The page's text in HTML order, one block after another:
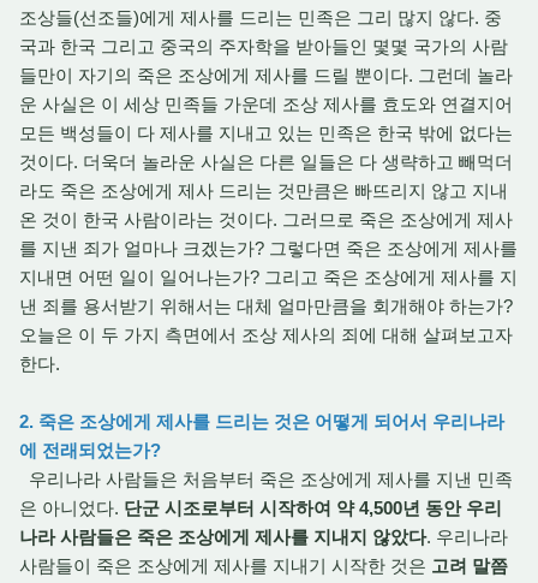
조상들(선조들)에게 제사를 드리는 민족은 그리 많지 않다. 중
국과 한국 그리고 중국의 주자학을 받아들인 몇몇 국가의 사람
들만이 자기의 죽은 조상에게 제사를 드릴 뿐이다. 그런데 놀라
운 사실은 이 세상 민족들 가운데 조상 제사를 효도와 연결지어
모든 백성들이 다 제사를 지내고 있는 민족은 한국 밖에 없다는
것이다. 더욱더 놀라운 사실은 다른 일들은 다 생략하고 빼먹더
라도 죽은 조상에게 제사 드리는 것만큼은 빠뜨리지 않고 지내
온 것이 한국 사람이라는 것이다. 그러므로 죽은 조상에게 제사
를 지낸 죄가 얼마나 크겠는가? 그렇다면 죽은 조상에게 제사를
지내면 어떤 일이 일어나는가? 그리고 죽은 조상에게 제사를 지
낸 죄를 용서받기 위해서는 대체 얼마만큼을 회개해야 하는가?
오늘은 이 두 가지 측면에서 조상 제사의 죄에 대해 살펴보고자
한다.
2. 죽은 조상에게 제사를 드리는 것은 어떻게 되어서 우리나라
에 전래되었는가?
우리나라 사람들은 처음부터 죽은 조상에게 제사를 지낸 민족
은 아니었다. 단군 시조로부터 시작하여 약 4,500년 동안 우리
나라 사람들은 죽은 조상에게 제사를 지내지 않았다. 우리나라
사람들이 죽은 조상에게 제사를 지내기 시작한 것은 고려 말쯤